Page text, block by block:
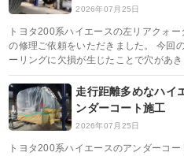
2026年07月25日
トヨタ200系ハイエースの左リアクォ
の修理ご依頼をいただきました。 今回
ーリングに欠損が生じたことで穴があ
走行距離多めなハイ
ンダーコート施工
2026年07月25日
トヨタ200系ハイエースのアンダーコ